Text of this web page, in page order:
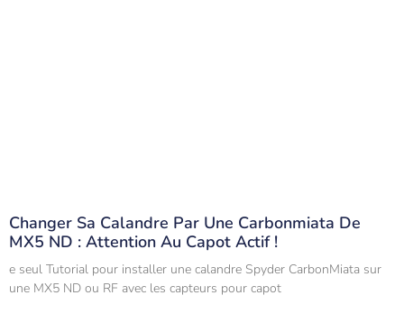
Changer Sa Calandre Par Une Carbonmiata De
MX5 ND : Attention Au Capot Actif !
e seul Tutorial pour installer une calandre Spyder CarbonMiata sur
une MX5 ND ou RF avec les capteurs pour capot